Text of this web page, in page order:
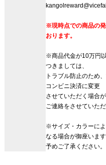
※現時点での商品の
おります。
※商品代金が10万円
つきましては、
トラブル防止のため
コンビニ決済に変更
させていただく場合
ご連絡をさせていただ
※サイズ・カラーに
なる場合が御座います
予めご了承ください。